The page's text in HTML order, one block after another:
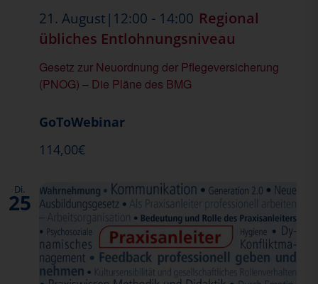
Gesetz zur Neuordnung der Pflegeversicherung
(PNOG) – Die Pläne des BMG
21. August|12:00 - 14:00 Regional
übliches Entlohnungsniveau
GoToWebinar
114,00€
Di.
25